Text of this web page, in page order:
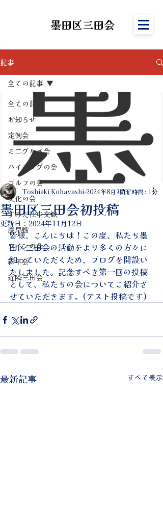
墨田区三田会
記事
全ての記事
お知らせ
定例会
ミニグルメ会
ハイキングの会
ゴルフの会
文化の会
すみだ社中交歓
慶早戦
ワインの会
新年会
近隣三田会
全ての記事
墨田区三田会初投稿
Toshiaki Kobayashi 2024年8月20日読了時間: 1分
更新日： 2024年11月12日
皆様、こんにちは！この度、私たち墨
田区三田会の活動をより多くの方々に
知っていただくため、ブログを開設い
たしました。記念すべき第一回の投稿
として、私たちの会についてご紹介さ
せていただきます。(テスト投稿です)
最新記事 すべて表示